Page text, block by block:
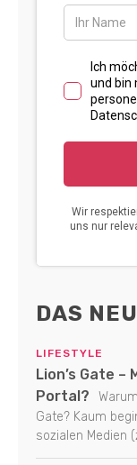
DAS
LIFESTYLE
Lion’s Gate
Portal?
Gate? Kaum
sozialen Medien